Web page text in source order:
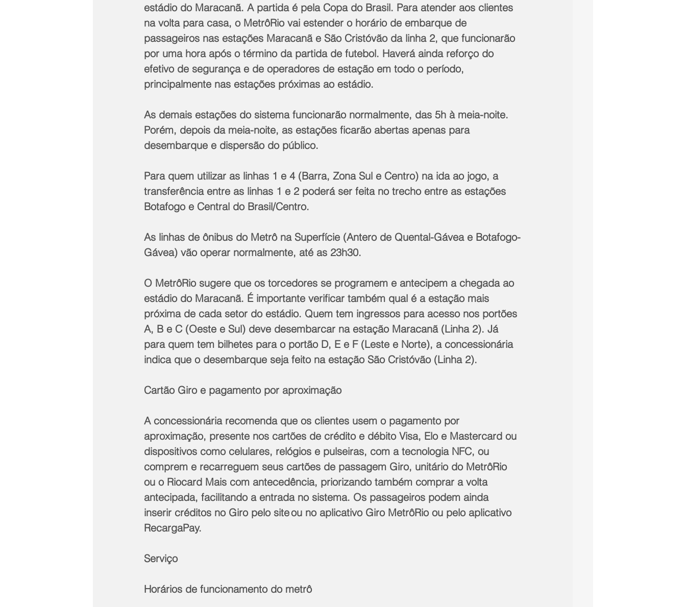
estádio do Maracanã. A partida é pela Copa do Brasil. Para atender aos clientes
na volta para casa, o MetrôRio vai estender o horário de embarque de
passageiros nas estações Maracanã e São Cristóvão da linha 2, que funcionarão
por uma hora após o término da partida de futebol. Haverá ainda reforço do
efetivo de segurança e de operadores de estação em todo o período,
principalmente nas estações próximas ao estádio.
As demais estações do sistema funcionarão normalmente, das 5h à meia-noite.
Porém, depois da meia-noite, as estações ficarão abertas apenas para
desembarque e dispersão do público.
Para quem utilizar as linhas 1 e 4 (Barra, Zona Sul e Centro) na ida ao jogo, a
transferência entre as linhas 1 e 2 poderá ser feita no trecho entre as estações
Botafogo e Central do Brasil/Centro.
As linhas de ônibus do Metrô na Superfície (Antero de Quental-Gávea e Botafogo-
Gávea) vão operar normalmente, até as 23h30.
O MetrôRio sugere que os torcedores se programem e antecipem a chegada ao
estádio do Maracanã. É importante verificar também qual é a estação mais
próxima de cada setor do estádio. Quem tem ingressos para acesso nos portões
A, B e C (Oeste e Sul) deve desembarcar na estação Maracanã (Linha 2). Já
para quem tem bilhetes para o portão D, E e F (Leste e Norte), a concessionária
indica que o desembarque seja feito na estação São Cristóvão (Linha 2).
Cartão Giro e pagamento por aproximação
A concessionária recomenda que os clientes usem o pagamento por
aproximação, presente nos cartões de crédito e débito Visa, Elo e Mastercard ou
dispositivos como celulares, relógios e pulseiras, com a tecnologia NFC, ou
comprem e recarreguem seus cartões de passagem Giro, unitário do MetrôRio
ou o Riocard Mais com antecedência, priorizando também comprar a volta
antecipada, facilitando a entrada no sistema. Os passageiros podem ainda
inserir créditos no Giro pelo site ou no aplicativo Giro MetrôRio ou pelo aplicativo
RecargaPay.
Serviço
Horários de funcionamento do metrô